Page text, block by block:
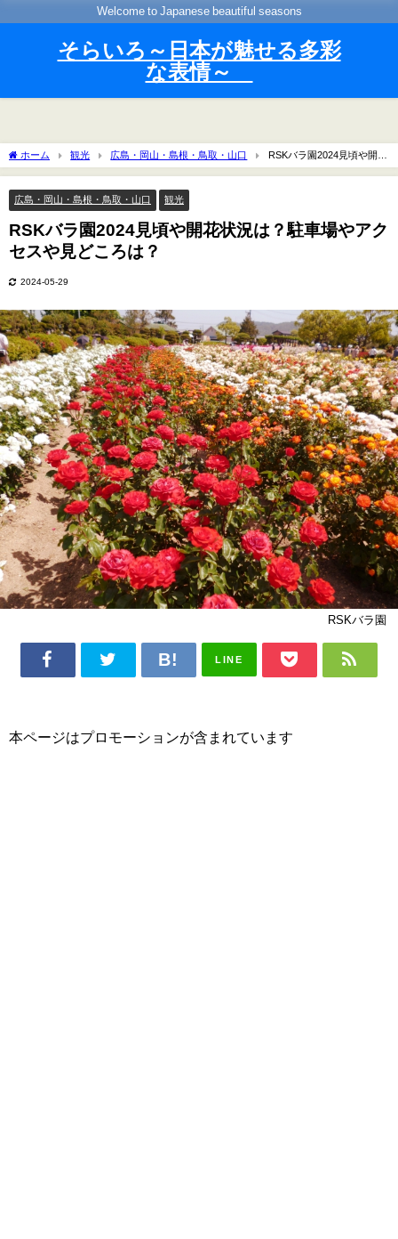
Welcome to Japanese beautiful seasons
そらいろ～日本が魅せる多彩
な表情～
ホーム 観光 広島・岡山・島根・鳥取・山口
RSKバラ園2024見頃や開花
状況は？駐車場やアクセスや見どころは？
広島・岡山・島根・鳥取・山口 観光
RSKバラ園2024見頃や開花状況は？駐車場やアク
セスや見どころは？
2024-05-29
RSKバラ園
LINE
本ページはプロモーションが含まれています